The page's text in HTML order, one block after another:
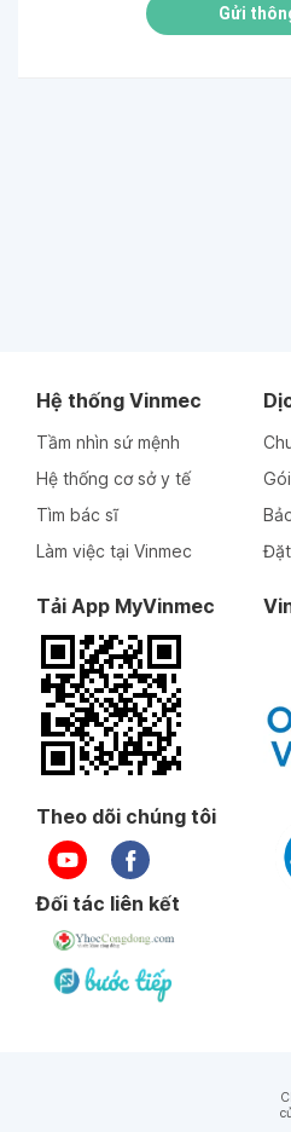
Gửi
Hệ thống Vinmec
Tầm nhìn sứ mệnh
Hệ thống cơ sở y tế
Tìm bác sĩ
Làm việc tại Vinmec
Tải App MyVinmec
Theo dõi chúng tôi
Đối tác liên kết